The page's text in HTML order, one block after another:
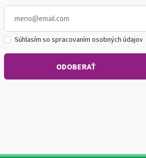
Súhlasím so spracovaním osobných údajov